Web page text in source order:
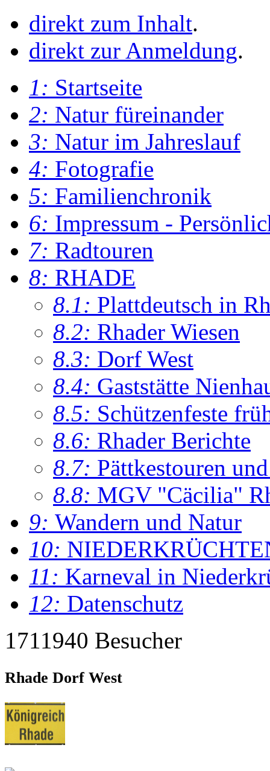
direkt zum Inhalt.
direkt zur Anmeldung.
1: Startseite
2: Natur füreinander
3: Natur im Jahreslauf
4: Fotografie
5: Familienchronik
6: Impressum -
7: Radtouren
8: RHADE
8.1: Plattdeutsch in
8.2: Rhader Wiesen
8.3: Dorf West
8.4: Gaststätte
8.5: Schützenfeste
8.6: Rhader Berichte
8.7: Pättkestouren
8.8: MGV "Cäcilia"
9: Wandern und Natur
10:
11: Karneval in
12: Datenschutz
1711940 Besucher
Rhade Dorf West